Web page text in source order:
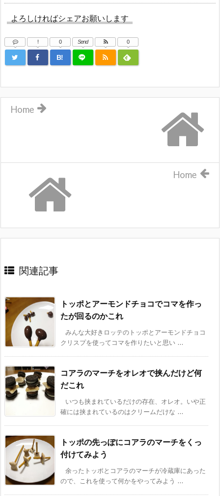
よろしければシェアお願いします
!
B!
0 Send 0
Home
Home
関連記事
トッポとアーモンドチョコでコマを作っ
たが回るのかこれ
みんな大好きロッテのトッポとアーモンドチョコ
クリスプを使ってコマを作りたいと思い ...
コアラのマーチをオレオで挟んだけど何
だこれ
いつも挟まれているだけの存在、オレオ。いや正
確には挟まれているのはクリームだけな ...
トッポの先っぽにコアラのマーチをくっ
付けてみよう
余ったトッポとコアラのマーチが冷蔵庫にあった
ので、これを使って何かをやってみよう ...